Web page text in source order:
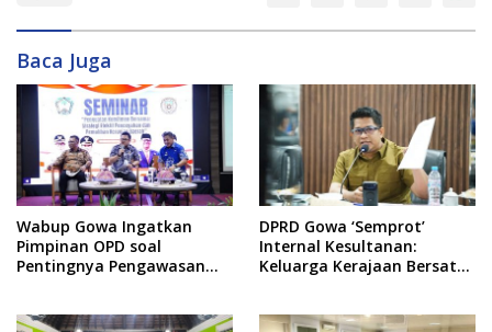
Baca Juga
Wabup Gowa Ingatkan
Pimpinan OPD soal
Pentingnya Pengawasan
DPRD Gowa ‘Semprot’
Internal Kesultanan:
Keluarga Kerajaan Bersatu